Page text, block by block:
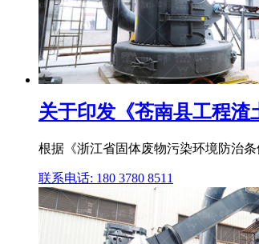
关于印发《苍南县工程
根据《浙江省固体废物污染环境防治
联系电话: 180 3780 8511